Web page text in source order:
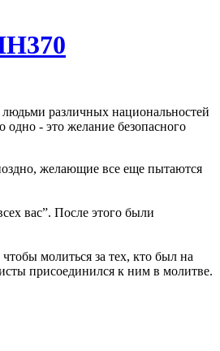
различных национальностей
- это желание безопасного
желающие все еще пытаются
вас”. После этого были
молиться за тех, кто был на
присоединился к ним в молитве.